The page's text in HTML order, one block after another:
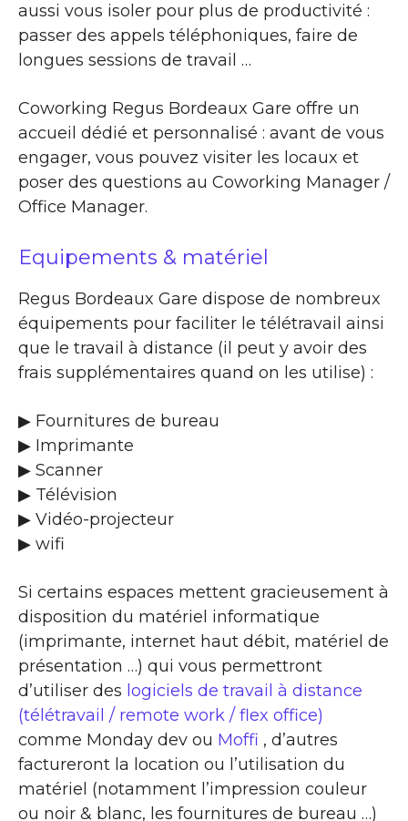
aussi vous isoler pour plus de productivité :
passer des appels téléphoniques, faire de
longues sessions de travail …
Coworking Regus Bordeaux Gare offre un
accueil dédié et personnalisé : avant de vous
engager, vous pouvez visiter les locaux et
poser des questions au Coworking Manager /
Office Manager.
Equipements & matériel
Regus Bordeaux Gare dispose de nombreux
équipements pour faciliter le télétravail ainsi
que le travail à distance (il peut y avoir des
frais supplémentaires quand on les utilise) :
▶ Fournitures de bureau
▶ Imprimante
▶ Scanner
▶ Télévision
▶ Vidéo-projecteur
▶ wifi
Si certains espaces mettent gracieusement à
disposition du matériel informatique
(imprimante, internet haut débit, matériel de
présentation …) qui vous permettront
d’utiliser des logiciels de travail à distance
(télétravail / remote work / flex office)
comme Monday dev ou Moffi , d’autres
factureront la location ou l’utilisation du
matériel (notamment l’impression couleur
ou noir & blanc, les fournitures de bureau …)